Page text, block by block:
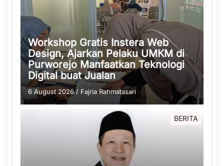
Workshop Gratis Instera Web
Design, Ajarkan Pelaku UMKM di
Purworejo Manfaatkan Teknologi
Digital buat Jualan
6 August 2026/ Fajria Rahmatasari
BERITA